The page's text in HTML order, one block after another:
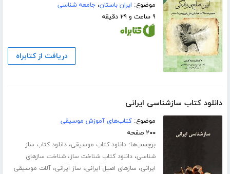
موضوع: ایران باستان،جامعه شناسی
۹ ساعت و ۲۹ دقیقه
دریافت از کتابراه
دانلود کتاب سازشناسی ایرانی
موضوع:کتاب‌های آموزش موسیقی
۲۰۰ صفحه
برچسب‌ها:دانلود کتاب موسیقی،دانلود کتاب ساز
شناسی،دانلود کتاب شناخت ساز،شناخت سازهای
ایرانی، سازهای اصیل ایرانی، ساز ایرانی،آلات موسیقی